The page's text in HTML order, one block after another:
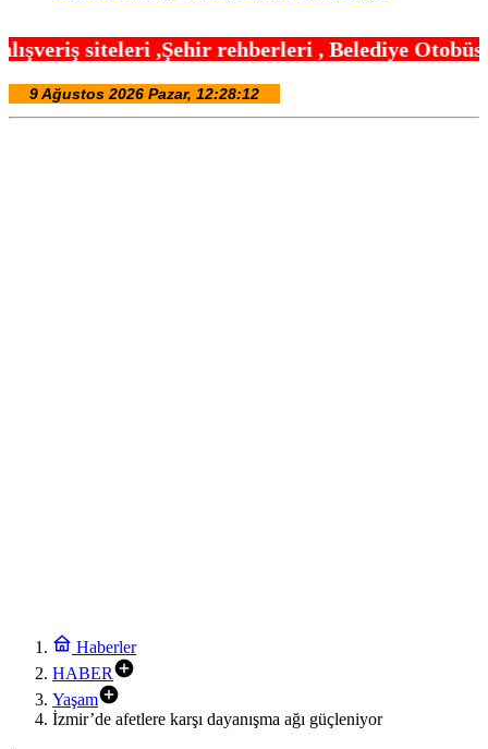
,Şehir rehberleri , Belediye
Haberler
HABER
Yaşam
İzmir’de afetlere karşı dayanışma ağı güçleniyor